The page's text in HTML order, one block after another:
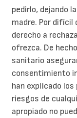
pedirlo, dejando
madre. Por difícil
derecho a
ofrezca. De
sanitario
consentimiento
han explicado
riesgos de
apropiado no